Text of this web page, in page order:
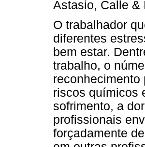
Astasio, Calle &
O trabalhador
diferentes
bem estar.
trabalho, o
riscos químicos
sofrimento, a
profissionais
forçadamente